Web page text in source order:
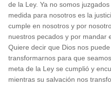
de la Ley. Ya no somos
medida para nosotros es la
cumple en nosotros y por
nuestros pecados y por mandar
Quiere decir que Dios nos
transformarnos para que
meta de la Ley se cumplió y
mientras su salvación nos